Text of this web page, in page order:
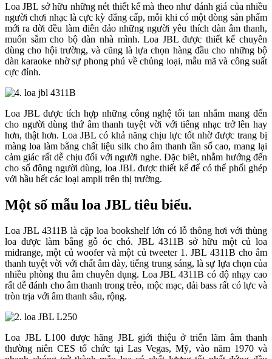
Loa JBL sở hữu những nét thiết kế mà theo như đánh giá của nhiều
người chơi nhạc là cực kỳ đẳng cấp, mỗi khi có một dòng sản phẩm
mới ra đời đều làm điên đảo những người yêu thích dàn âm thanh,
muốn sắm cho bộ dàn nhà mình. Loa JBL được thiết kế chuyên
dùng cho hội trường, và cũng là lựa chọn hàng đầu cho những bộ
dàn karaoke nhờ sự phong phú về chủng loại, mẫu mã và công suất
cực đỉnh.
Loa JBL được tích hợp những công nghệ tối tan nhằm mang đến
cho người dùng thứ âm thanh tuyệt vời với tiếng nhạc trở lên hay
hơn, thật hơn. Loa JBL có khả năng chịu lực tốt nhờ được trang bị
màng loa làm bằng chất liệu silk cho âm thanh tần số cao, mang lại
cảm giác rất dễ chịu đối với người nghe. Đặc biêt, nhằm hướng đến
cho số đông người dùng, loa JBL được thiết kế để có thể phối ghép
với hầu hết các loại ampli trên thị trường.
Một số mẫu loa JBL tiêu biểu.
Loa JBL 4311B là cặp loa bookshelf lớn có lỗ thông hơi với thùng
loa được làm bằng gỗ óc chó. JBL 4311B sở hữu một củ loa
midrange, một củ woofer và một củ tweeter 1. JBL 4311B cho âm
thanh tuyệt vời với chất âm dày, tiếng trung sáng, là sự lựa chọn của
nhiều phòng thu âm chuyên dụng. Loa JBL 4311B có độ nhạy cao
rất dễ đánh cho âm thanh trong trẻo, mộc mạc, dải bass rất có lực và
tròn trịa với âm thanh sâu, rộng.
Loa JBL L100 được hãng JBL giới thiệu ở triển lãm âm thanh
thường niên CES tổ chức tại Las Vegas, Mỹ, vào năm 1970 và